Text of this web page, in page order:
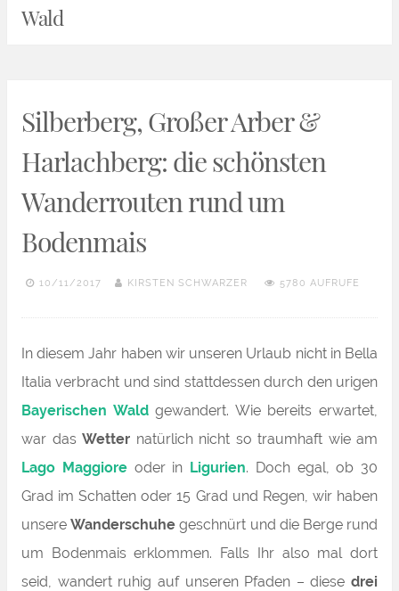
Wald
Silberberg, Großer Arber &
Harlachberg: die schönsten
Wanderrouten rund um
Bodenmais
10/11/2017 KIRSTEN SCHWARZER 5780 AUFRUFE
In diesem Jahr haben wir unseren Urlaub nicht in Bella
Italia verbracht und sind stattdessen durch den urigen
Bayerischen Waldgewandert. Wie bereits erwartet,
war das Wetter natürlich nicht so traumhaft wie am
Lago Maggiore oder in Ligurien. Doch egal, ob 30
Grad im Schatten oder 15 Grad und Regen, wir haben
unsereWanderschuhe geschnürt und die Berge rund
um Bodenmais erklommen. Falls Ihr also mal dort
seid, wandert ruhig auf unseren Pfaden – diese drei